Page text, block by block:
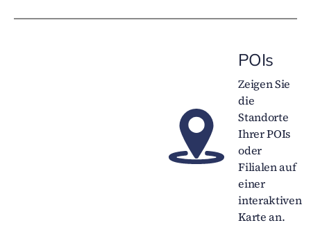
POIs
Zeigen Sie
die
Standorte
Ihrer POIs
oder
Filialen auf
einer
interaktiven
Karte an.